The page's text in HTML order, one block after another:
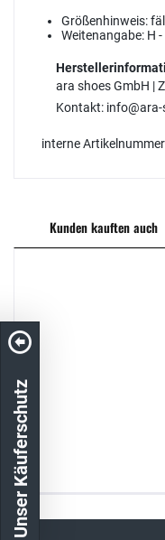
Größenhinweis:
Weitenangabe: H
ara shoes GmbH |
Kontakt:
interne
Kunden kauften auch
Unser Käuferschutz